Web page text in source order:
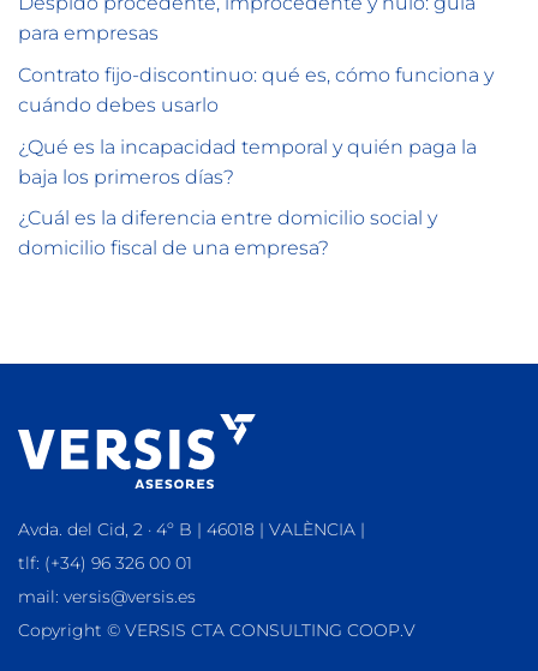
para empresas
Contrato fijo-discontinuo: qué es, cómo funciona y
cuándo debes usarlo
¿Qué es la incapacidad temporal y quién paga la
baja los primeros días?
¿Cuál es la diferencia entre domicilio social y
domicilio fiscal de una empresa?
Avda. del Cid, 2 · 4º B | 46018 | VALÈNCIA |
tlf: (+34) 96 326 00 01
mail: versis@versis.es
Copyright © VERSIS CTA CONSULTING COOP.V